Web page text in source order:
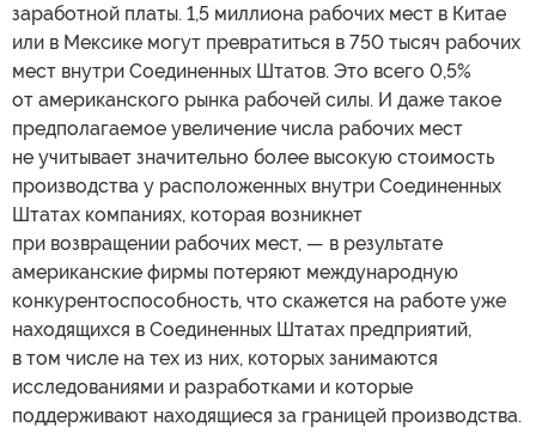
заработной платы. 1,5 миллиона рабочих мест в Китае
или в Мексике могут превратиться в 750 тысяч рабочих
мест внутри Соединенных Штатов. Это всего 0,5%
от американского рынка рабочей силы. И даже такое
предполагаемое увеличение числа рабочих мест
не учитывает значительно более высокую стоимость
производства у расположенных внутри Соединенных
Штатах компаниях, которая возникнет
при возвращении рабочих мест, — в результате
американские фирмы потеряют международную
конкурентоспособность, что скажется на работе уже
находящихся в Соединенных Штатах предприятий,
в том числе на тех из них, которых занимаются
исследованиями и разработками и которые
поддерживают находящиеся за границей производства.